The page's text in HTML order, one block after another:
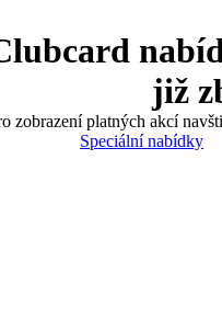
již
zobrazení platných akcí
Speciální nabídky